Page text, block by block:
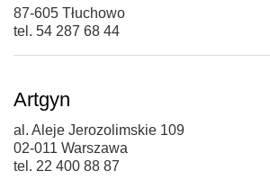
87-605 Tłuchowo
tel. 54 287 68 44
Artgyn
al. Aleje Jerozolimskie 109
02-011 Warszawa
tel. 22 400 88 87